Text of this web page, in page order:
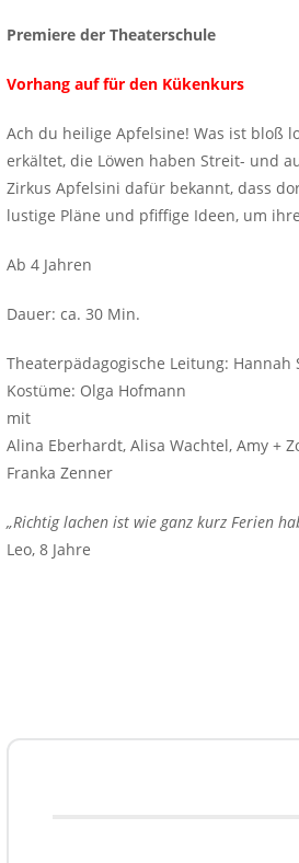
Premiere der Theaterschule
Vorhang auf für den Kükenkurs
Ach du heilige Apfelsine! Was ist bloß
erkältet, die Löwen haben Streit- und
Zirkus Apfelsini dafür bekannt, dass
lustige Pläne und pfiffige Ideen, um
Ab 4 Jahren
Dauer: ca. 30 Min.
Theaterpädagogische Leitung: Hannah
Kostüme: Olga Hofmann
mit
Alina Eberhardt, Alisa Wachtel, Amy +
Franka Zenner
„Richtig lachen ist wie ganz kurz Ferien
Leo, 8 Jahre